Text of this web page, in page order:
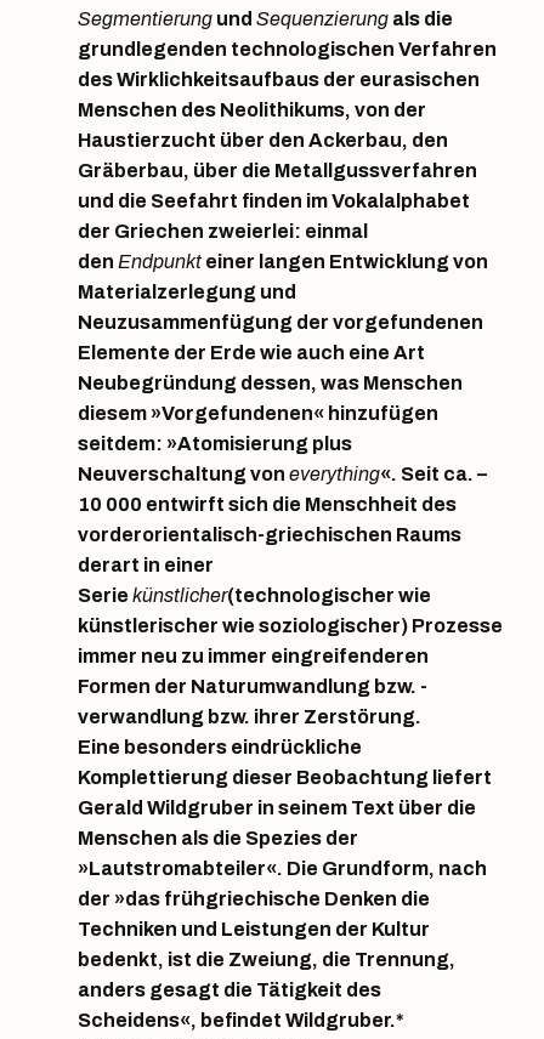
Segmentierungund Sequenzierungals die
grundlegenden technologischen Verfahren
des Wirklichkeitsaufbaus der eurasischen
Menschen des Neolithikums, von der
Haustierzucht über den Ackerbau, den
Gräberbau, über die Metallgussverfahren
und die Seefahrt finden im Vokalalphabet
der Griechen zweierlei: einmal
den Endpunkteiner langen Entwicklung von
Materialzerlegung und
Neuzusammenfügung der vorgefundenen
Elemente der Erde wie auch eine Art
Neubegründung dessen, was Menschen
diesem »Vorgefundenen« hinzufügen
seitdem: »Atomisierung plus
Neuverschaltung von everything«. Seit ca. –
10 000 entwirft sich die Menschheit des
vorderorientalisch-griechischen Raums
derart in einer
Serie künstlicher(technologischer wie
künstlerischer wie soziologischer) Prozesse
immer neu zu immer eingreifenderen
Formen der Naturumwandlung bzw. -
verwandlung bzw. ihrer Zerstörung.
Eine besonders eindrückliche
Komplettierung dieser Beobachtung liefert
Gerald Wildgruber in seinem Text über die
Menschen als die Spezies der
»Lautstromabteiler«. Die Grundform, nach
der »das frühgriechische Denken die
Techniken und Leistungen der Kultur
bedenkt, ist die Zweiung, die Trennung,
anders gesagt die Tätigkeit des
Scheidens«, befindet Wildgruber.*